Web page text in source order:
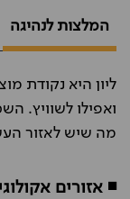
המלצות לנהיגה
ליון היא נקודת
ואפילו לשוויץ.
מה שיש לאזור
◾ אזורים